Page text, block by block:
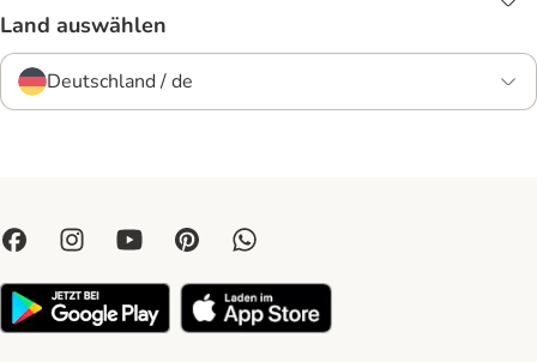
Land auswählen
Deutschland / de